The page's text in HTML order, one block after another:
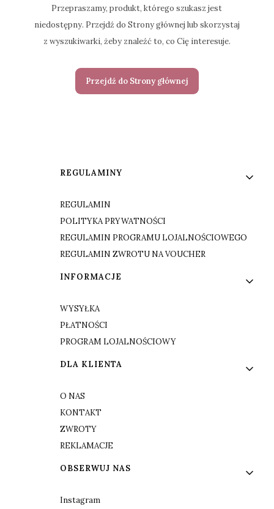
Przepraszamy, produkt, którego szukasz jest
niedostępny. Przejdź do Strony głównej lub skorzystaj
z wyszukiwarki, żeby znaleźć to, co Cię interesuje.
Przejdź do Strony głównej
Linki w stopce
REGULAMINY
REGULAMIN
POLITYKA PRYWATNOŚCI
REGULAMIN PROGRAMU LOJALNOŚCIOWEGO
REGULAMIN ZWROTU NA VOUCHER
INFORMACJE
WYSYŁKA
PŁATNOŚCI
PROGRAM LOJALNOŚCIOWY
DLA KLIENTA
O NAS
KONTAKT
ZWROTY
REKLAMACJE
OBSERWUJ NAS
Instagram